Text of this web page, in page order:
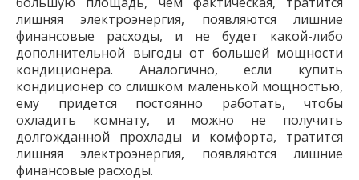
лишняя электроэнергия, появляются лишние
финансовые расходы, и не будет какой-либо
дополнительной выгоды от большей мощности
кондиционера. Аналогично, если купить
кондиционер со слишком маленькой мощностью,
ему придется постоянно работать, чтобы
охладить комнату, и можно не получить
долгожданной прохлады и комфорта, тратится
лишняя электроэнергия, появляются лишние
финансовые расходы.